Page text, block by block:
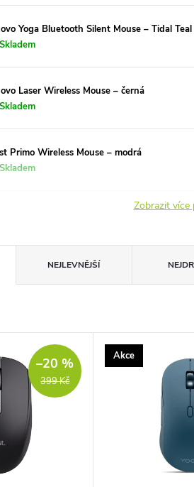
Yoga Bluetooth Silent Mouse – Tidal Teal
Skladem
Laser Wireless Mouse – černá
Skladem
Primo Wireless Mouse – modrá
Skladem
Zobrazit více
NEJLEVNĚJŠÍ
399 Kč
–20 % Akce